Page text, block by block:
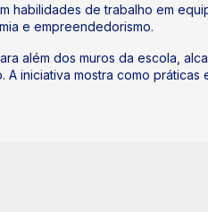
habilidades de trabalho em
e empreendedorismo.
além dos muros da escola,
A iniciativa mostra como